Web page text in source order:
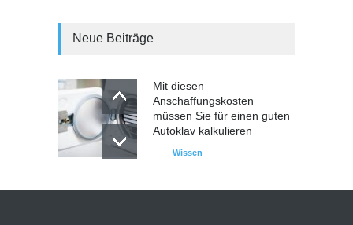
Neue Beiträge
Mit diesen
Anschaffungskosten
müssen Sie für einen guten
Autoklav kalkulieren
Wissen